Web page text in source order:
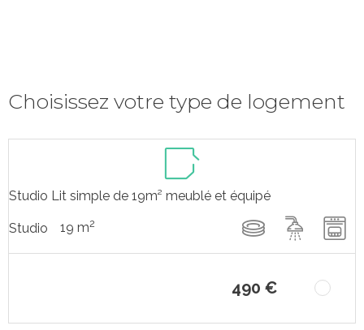
Choisissez votre type de logement
Studio Lit simple de 19m² meublé et équipé
Studio 19 m2
490 €